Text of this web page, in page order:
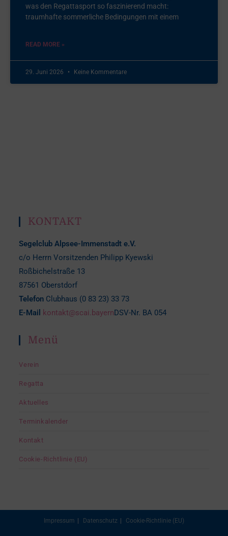
was den Regattasport so faszinierend macht:
traumhafte sommerliche Bedingungen mit einem
READ MORE »
29. Juni 2026 Keine Kommentare
KONTAKT
Segelclub Alpsee-Immenstadt e.V.
c/o Herrn Vorsitzenden Philipp Kyewski
Roßbichelstraße 13
87561 Oberstdorf
Telefon Clubhaus (0 83 23) 33 73
E-Mail
kontakt@scai.bayernDSV-Nr. BA 054
Menü
Verein
Regatta
Aktuelles
Terminkalender
Kontakt
Cookie-Richtlinie (EU)
Impressum Datenschutz Cookie-Richtlinie (EU)